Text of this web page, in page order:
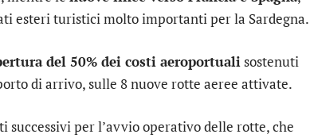
esteri turistici molto importanti per la Sardegna.
del 50% dei costi aeroportualisostenuti
di arrivo, sulle 8 nuove rotte aeree attivate.
per l’avvio operativo delle rotte, che